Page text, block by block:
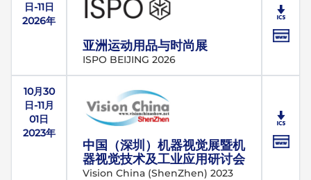
日-11日
2026年
亚洲运动用品与时尚展
ISPO BEIJING 2026
10月30
日-11月
01日
2023年
中国（深圳）机器视觉展暨机
器视觉技术及工业应用研讨会
Vision China (ShenZhen) 2023